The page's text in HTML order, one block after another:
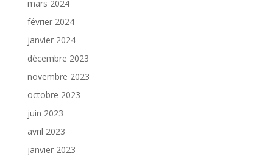
mars 2024
février 2024
janvier 2024
décembre 2023
novembre 2023
octobre 2023
juin 2023
avril 2023
janvier 2023